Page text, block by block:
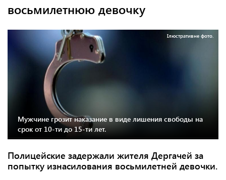
восьмилетнюю девочку
Ілюстративне фото.
Мужчине грозит наказание в виде лишения свободы на
срок от 10-ти до 15-ти лет.
Полицейские задержали жителя Дергачей за
попытку изнасилования восьмилетней девочки.